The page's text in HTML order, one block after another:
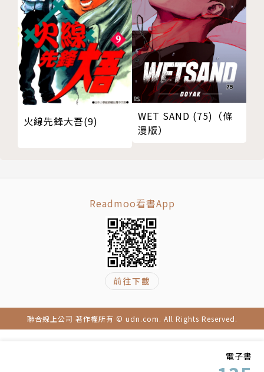
電子書
火線先鋒大吾(9)
WET SAND (75)（條
漫版）
Readmoo看書App
前往下載
聯合線上公司 著作權所有 © udn.com. All Rights Reserved.